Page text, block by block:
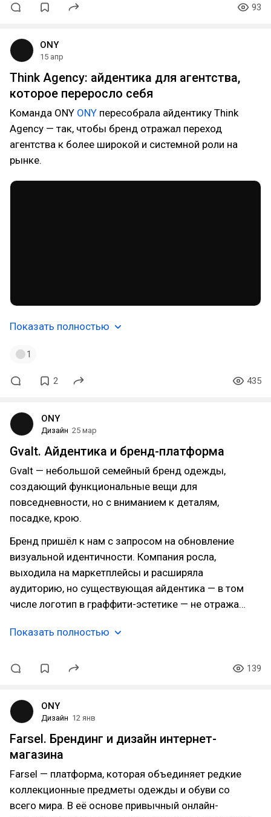
93
ONY
15 апр
Think Agency: айдентика для агентства,
которое переросло себя
Команда ONY ONY пересобрала айдентику Think
Agency — так, чтобы бренд отражал переход
агентства к более широкой и системной роли на
рынке.
Показать полностью
1
2 435
ONY
Дизайн 25 мар
Gvalt. Айдентика и бренд-платформа
Gvalt — небольшой семейный бренд одежды,
создающий функциональные вещи для
повседневности, но с вниманием к деталям,
посадке, крою.
Бренд пришёл к нам с запросом на обновление
визуальной идентичности. Компания росла,
выходила на маркетплейсы и расширяла
аудиторию, но существующая айдентика — в том
числе логотип в граффити-эстетике — не отража…
Показать полностью
139
ONY
Дизайн 12 янв
Farsel. Брендинг и дизайн интернет-
магазина
Farsel — платформа, которая объединяет редкие
коллекционные предметы одежды и обуви со
всего мира. В её основе привычный онлайн-